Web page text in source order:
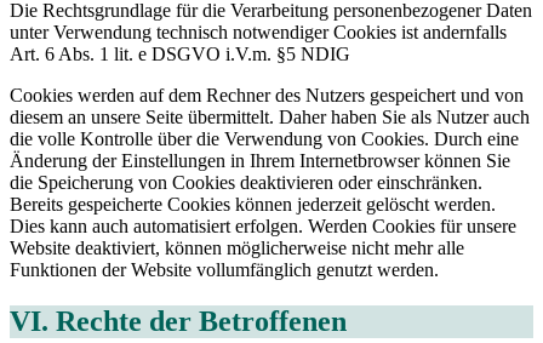
Die Rechtsgrundlage für die Verarbeitung personenbezogener Daten
unter Verwendung technisch notwendiger Cookies ist andernfalls
Art. 6 Abs. 1 lit. e DSGVO i.V.m. §5 NDIG
Cookies werden auf dem Rechner des Nutzers gespeichert und von
diesem an unsere Seite übermittelt. Daher haben Sie als Nutzer auch
die volle Kontrolle über die Verwendung von Cookies. Durch eine
Änderung der Einstellungen in Ihrem Internetbrowser können Sie
die Speicherung von Cookies deaktivieren oder einschränken.
Bereits gespeicherte Cookies können jederzeit gelöscht werden.
Dies kann auch automatisiert erfolgen. Werden Cookies für unsere
Website deaktiviert, können möglicherweise nicht mehr alle
Funktionen der Website vollumfänglich genutzt werden.
VI. Rechte der Betroffenen